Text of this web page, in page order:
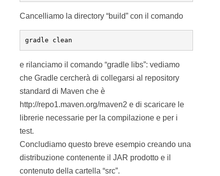
Cancelliamo la directory “build” con il comando
gradle clean
e rilanciamo il comando “gradle libs”: vediamo
che Gradle cercherà di collegarsi al repository
standard di Maven che è
http://repo1.maven.org/maven2 e di scaricare le
librerie necessarie per la compilazione e per i
test.
Concludiamo questo breve esempio creando una
distribuzione contenente il JAR prodotto e il
contenuto della cartella “src”.